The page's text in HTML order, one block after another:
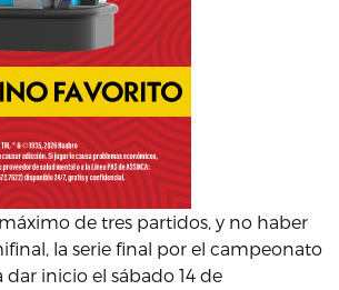
de tres partidos, y no haber
la serie final por el campeonato
inicio el sábado 14 de